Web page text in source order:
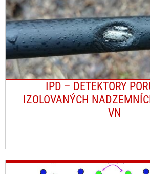
IPD – DETEKTORY
IZOLOVANÝCH
VN